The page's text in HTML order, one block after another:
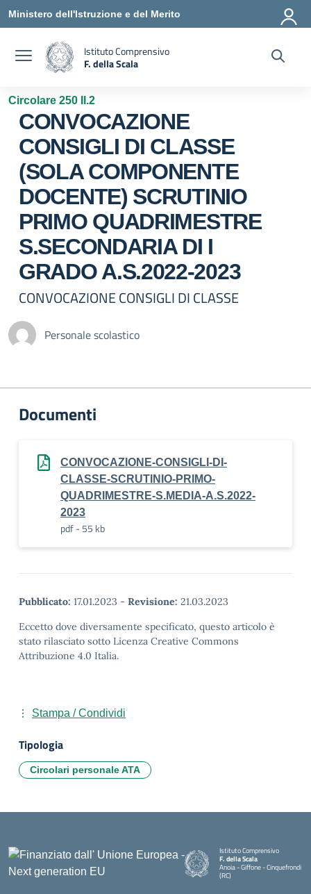
Ministero dell'Istruzione e del Merito
Istituto Comprensivo
F. della Scala
Circolare 250 II.2
CONVOCAZIONE
CONSIGLI DI CLASSE
(SOLA COMPONENTE
DOCENTE) SCRUTINIO
PRIMO QUADRIMESTRE
S.SECONDARIA DI I
GRADO A.S.2022-2023
CONVOCAZIONE CONSIGLI DI CLASSE
Personale scolastico
Documenti
CONVOCAZIONE-CONSIGLI-DI-
CLASSE-SCRUTINIO-PRIMO-
QUADRIMESTRE-S.MEDIA-A.S.2022-
2023
pdf - 55 kb
Pubblicato: 17.01.2023 - Revisione: 21.03.2023
Eccetto dove diversamente specificato, questo articolo è
stato rilasciato sotto Licenza Creative Commons
Attribuzione 4.0 Italia.
Stampa / Condividi
Tipologia
Circolari personale ATA
Istituto Comprensivo
F. della Scala
Anoia - Giffone - Cinquefrondi
(RC)